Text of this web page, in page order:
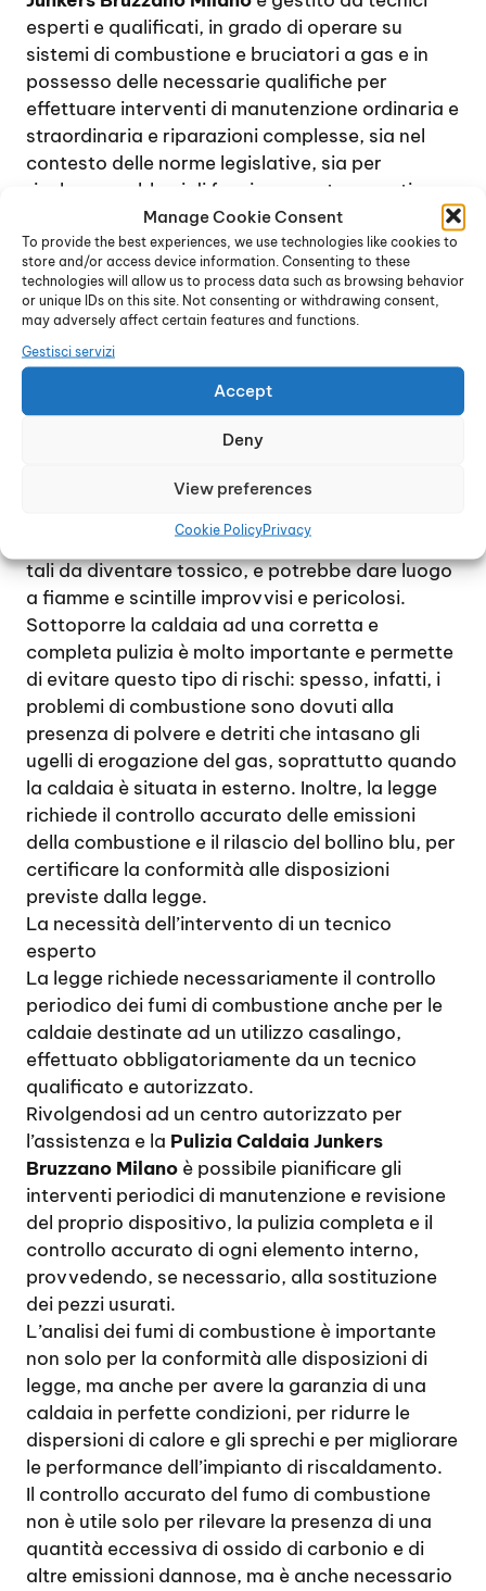
Manage Cookie Consent
To provide the best experiences, we use technologies like cookies to
store and/or access device information. Consenting to these
technologies will allow us to process data such as browsing behavior
or unique IDs on this site. Not consenting or withdrawing consent,
may adversely affect certain features and functions.
Gestisci servizi
Accept
Deny
View preferences
Cookie PolicyPrivacy
esperti e qualificati, in grado di operare su
sistemi di combustione e bruciatori a gas e in
possesso delle necessarie qualifiche per
effettuare interventi di manutenzione ordinaria e
straordinaria e riparazioni complesse, sia nel
contesto delle norme legislative, sia per
risolvere problemi di funzionamento, guasti e
In caso di blocchi della caldaia e problemi di
funzionamento, si raccomanda di evitare
assolutamente qualsiasi intervento fai da te e di
rivolgersi immediatamente ad un tecnico
esperto: la presenza di un bruciatore a gas e di
un processo di combustione rendono necessario
l’intervento di un esperto, per evitare rischi
anche di grave entità per la salute delle persone
Occorre tenere presente che una combustione
l’emissione di ossido di carbonio in percentuali
tali da diventare tossico, e potrebbe dare luogo
a fiamme e scintille improvvisi e pericolosi.
Sottoporre la caldaia ad una corretta e
completa pulizia è molto importante e permette
di evitare questo tipo di rischi: spesso, infatti, i
problemi di combustione sono dovuti alla
presenza di polvere e detriti che intasano gli
ugelli di erogazione del gas, soprattutto quando
la caldaia è situata in esterno. Inoltre, la legge
richiede il controllo accurato delle emissioni
della combustione e il rilascio del bollino blu, per
certificare la conformità alle disposizioni
previste dalla legge.
La necessità dell’intervento di un tecnico
esperto
La legge richiede necessariamente il controllo
periodico dei fumi di combustione anche per le
caldaie destinate ad un utilizzo casalingo,
effettuato obbligatoriamente da un tecnico
qualificato e autorizzato.
Rivolgendosi ad un centro autorizzato per
l’assistenza e la Pulizia Caldaia Junkers
Bruzzano Milano è possibile pianificare gli
interventi periodici di manutenzione e revisione
del proprio dispositivo, la pulizia completa e il
controllo accurato di ogni elemento interno,
provvedendo, se necessario, alla sostituzione
dei pezzi usurati.
L’analisi dei fumi di combustione è importante
non solo per la conformità alle disposizioni di
legge, ma anche per avere la garanzia di una
caldaia in perfette condizioni, per ridurre le
dispersioni di calore e gli sprechi e per migliorare
le performance dell’impianto di riscaldamento.
Il controllo accurato del fumo di combustione
non è utile solo per rilevare la presenza di una
quantità eccessiva di ossido di carbonio e di
altre emissioni dannose, ma è anche necessario